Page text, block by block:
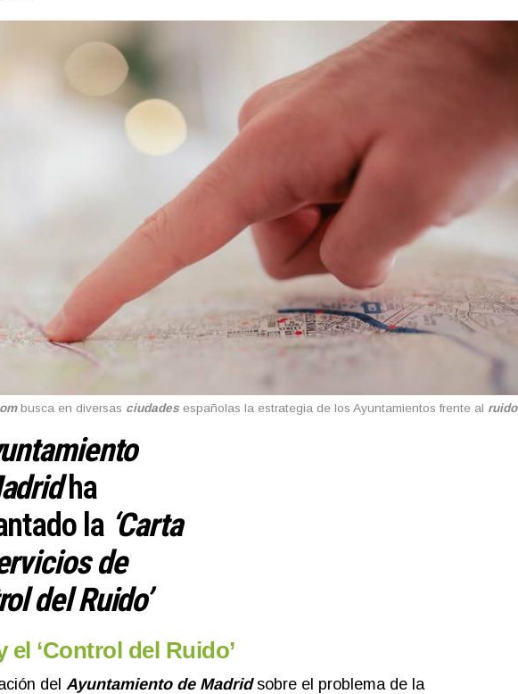
busca en diversas ciudades españolas la estrategia de los Ayuntamientos frente al ruido
ha
la ‘Carta
de
del Ruido’
el ‘Control del Ruido’
del Ayuntamiento de Madridsobre el problema de la